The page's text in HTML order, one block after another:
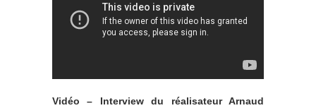
Vidéo – Interview du réalisateur Arnaud